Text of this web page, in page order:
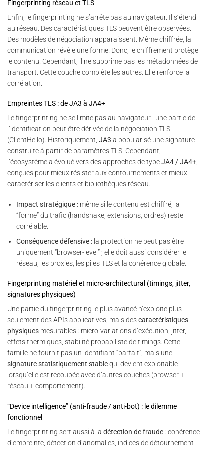
Fingerprinting réseau et TLS
Enfin, le fingerprinting ne s’arrête pas au navigateur. Il s’étend
au réseau. Des caractéristiques TLS peuvent être observées.
Des modèles de négociation apparaissent. Même chiffrée, la
communication révèle une forme. Donc, le chiffrement protège
le contenu. Cependant, il ne supprime pas les métadonnées de
transport. Cette couche complète les autres. Elle renforce la
corrélation.
Empreintes TLS : de JA3 à JA4+
Le fingerprinting ne se limite pas au navigateur : une partie de
l’identification peut être dérivée de la négociation TLS
(ClientHello). Historiquement, JA3 a popularisé une signature
construite à partir de paramètres TLS. Cependant,
l’écosystème a évolué vers des approches de typeJA4 / JA4+,
conçues pour mieux résister aux contournements et mieux
caractériser les clients et bibliothèques réseau.
Impact stratégique : même si le contenu est chiffré, la
“forme” du trafic (handshake, extensions, ordres) reste
corrélable.
Conséquence défensive : la protection ne peut pas être
uniquement “browser-level” ; elle doit aussi considérer le
réseau, les proxies, les piles TLS et la cohérence globale.
Fingerprinting matériel et micro-architectural (timings, jitter,
signatures physiques)
Une partie du fingerprinting le plus avancé n’exploite plus
seulement des APIs applicatives, mais descaractéristiques
physiques mesurables : micro-variations d’exécution, jitter,
effets thermiques, stabilité probabiliste de timings. Cette
famille ne fournit pas un identifiant “parfait”, mais une
signature statistiquement stablequi devient exploitable
lorsqu’elle est recoupée avec d’autres couches (browser +
réseau + comportement).
“Device intelligence” (anti-fraude / anti-bot) : le dilemme
fonctionnel
Le fingerprinting sert aussi à la détection de fraude : cohérence
d’empreinte, détection d’anomalies, indices de détournement